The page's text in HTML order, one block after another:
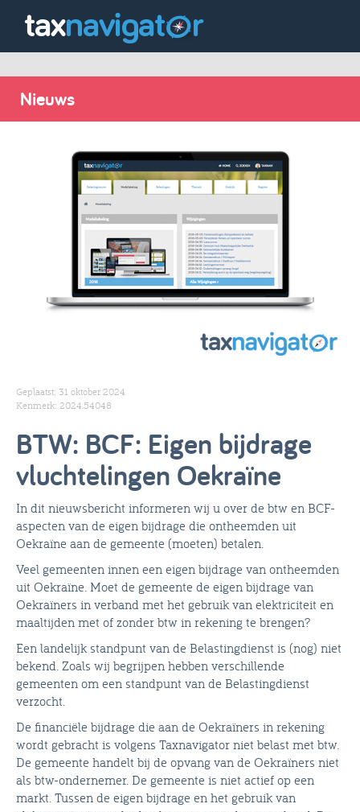
Nieuws
Geplaatst: 31 oktober 2024
Kenmerk: 2024.54048
BTW: BCF: Eigen bijdrage
vluchtelingen Oekraïne
In dit nieuwsbericht informeren wij u over de btw en BCF-
aspecten van de eigen bijdrage die ontheemden uit
Oekraïne aan de gemeente (moeten) betalen.
Veel gemeenten innen een eigen bijdrage van ontheemden
uit Oekraïne. Moet de gemeente de eigen bijdrage van
Oekraïners in verband met het gebruik van elektriciteit en
maaltijden met of zonder btw in rekening te brengen?
Een landelijk standpunt van de Belastingdienst is (nog) niet
bekend. Zoals wij begrijpen hebben verschillende
gemeenten om een standpunt van de Belastingdienst
verzocht.
De financiële bijdrage die aan de Oekraïners in rekening
wordt gebracht is volgens Taxnavigator niet belast met btw.
De gemeente handelt bij de opvang van de Oekraïners niet
als btw-ondernemer. De gemeente is niet actief op een
markt. Tussen de eigen bijdrage en het gebruik van